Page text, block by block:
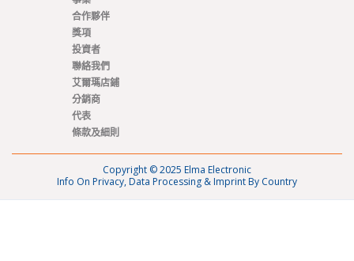
合作夥伴
獎項
投資者
聯絡我們
艾爾瑪店鋪
分銷商
代表
條款及細則
Copyright © 2025 Elma Electronic
Info On Privacy, Data Processing & Imprint By Country